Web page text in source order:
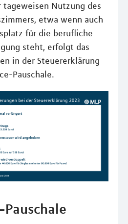
tageweisen Nutzung des
etwa wenn auch
für die berufliche
steht, erfolgt das
in der Steuererklärung
Pauschale.